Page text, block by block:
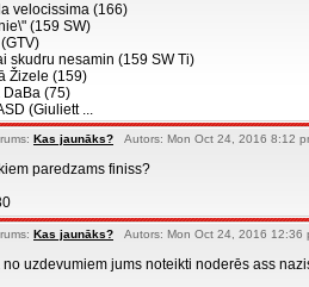
velocissima (166)
(159 SW)
skudru nesamin (159 SW Ti)
Žizele (159)
DaBa (75)
(Giuliett ...
Kas jaunāks? Autors: Mon Oct 24, 2016 8:12
paredzams finiss?
Kas jaunāks? Autors: Mon Oct 24, 2016
no uzdevumiem jums noteikti noderēs ass